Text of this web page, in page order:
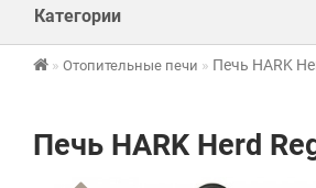
Категории
Отопительные печи Печь HARK
Печь HARK Herd